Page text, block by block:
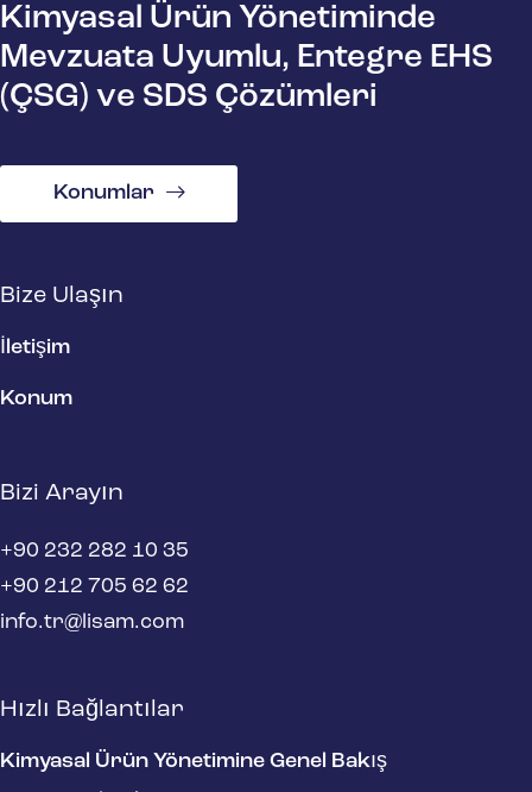
Kimyasal Ürün Yönetiminde
Mevzuata Uyumlu, Entegre EHS
(ÇSG) ve SDS Çözümleri
Konumlar
Bize Ulaşın
İletişim
Konum
Bizi Arayın
+90 232 282 10 35
+90 212 705 62 62
info.tr@lisam.com
Hızlı Bağlantılar
Kimyasal Ürün Yönetimine Genel Bakış